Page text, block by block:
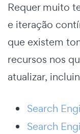
Requer muito
e iteração
que existem
recursos nos
atualizar,
Search
Search